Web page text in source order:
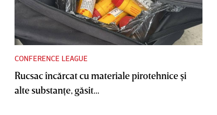
CONFERENCE LEAGUE
Rucsac încărcat cu materiale pirotehnice şi
alte substanţe, găsit...